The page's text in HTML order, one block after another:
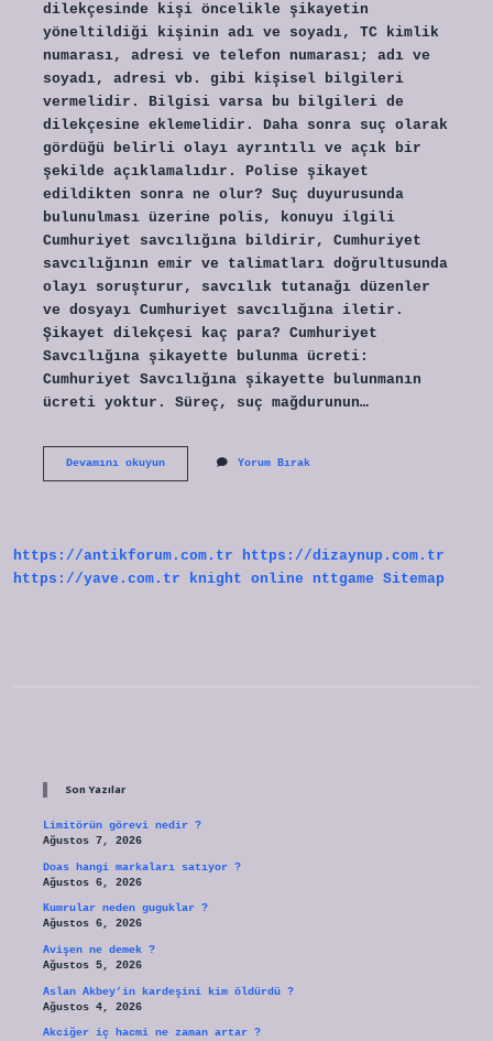
dilekçesinde kişi öncelikle şikayetin
yöneltildiği kişinin adı ve soyadı, TC kimlik
numarası, adresi ve telefon numarası; adı ve
soyadı, adresi vb. gibi kişisel bilgileri
vermelidir. Bilgisi varsa bu bilgileri de
dilekçesine eklemelidir. Daha sonra suç olarak
gördüğü belirli olayı ayrıntılı ve açık bir
şekilde açıklamalıdır. Polise şikayet
edildikten sonra ne olur? Suç duyurusunda
bulunulması üzerine polis, konuyu ilgili
Cumhuriyet savcılığına bildirir, Cumhuriyet
savcılığının emir ve talimatları doğrultusunda
olayı soruşturur, savcılık tutanağı düzenler
ve dosyayı Cumhuriyet savcılığına iletir.
Şikayet dilekçesi kaç para? Cumhuriyet
Savcılığına şikayette bulunma ücreti:
Cumhuriyet Savcılığına şikayette bulunmanın
ücreti yoktur. Süreç, suç mağdurunun…
Devamını okuyunŞikayet
Yorum Bırak
https://antikforum.com.tr
https://dizaynup.com.tr
https://yave.com.tr
knight online nttgame Sitemap
Son Yazılar
Limitörün görevi nedir ?
Ağustos 7, 2026
Doas hangi markaları satıyor ?
Ağustos 6, 2026
Kumrular neden guguklar ?
Ağustos 6, 2026
Avişen ne demek ?
Ağustos 5, 2026
Aslan Akbey’in kardeşini kim öldürdü ?
Ağustos 4, 2026
Akciğer iç hacmi ne zaman artar ?